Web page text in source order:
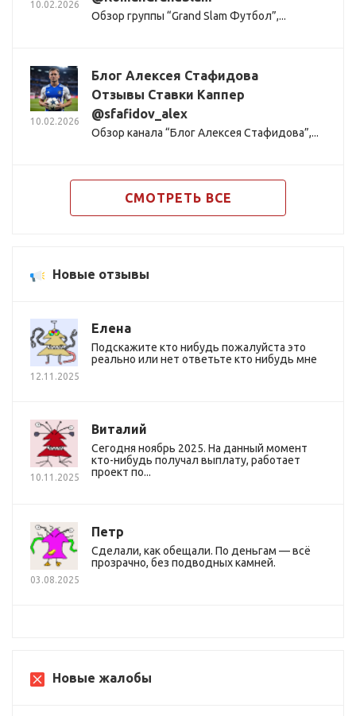
10.02.2026
Обзор группы “Grand Slam Футбол”,...
10.02.2026
Блог Алексея Стафидова
Отзывы Ставки Каппер
@sfafidov_alex
Обзор канала “Блог Алексея Стафидова”,...
СМОТРЕТЬ ВСЕ
Новые отзывы
12.11.2025
Елена
Подскажите кто нибудь пожалуйста это
реально или нет ответьте кто нибудь мне
10.11.2025
Виталий
Сегодня ноябрь 2025. На данный момент
кто-нибудь получал выплату, работает
проект по...
03.08.2025
Петр
Сделали, как обещали. По деньгам — всё
прозрачно, без подводных камней.
Новые жалобы